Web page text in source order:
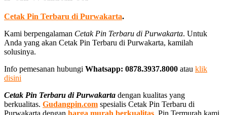
Cetak Pin Terbaru di Purwakarta.
Kami berpengalaman Cetak Pin Terbaru di Purwakarta. Untuk
Anda yang akan Cetak Pin Terbaru di Purwakarta, kamilah
solusinya.
Info pemesanan hubungi Whatsapp: 0878.3937.8000 atau klik
disini
Cetak Pin Terbaru di Purwakarta dengan kualitas yang
berkualitas. Gudangpin.com spesialis Cetak Pin Terbaru di
Purwakarta dengan harga murah berkualitas . Pin Termurah kami